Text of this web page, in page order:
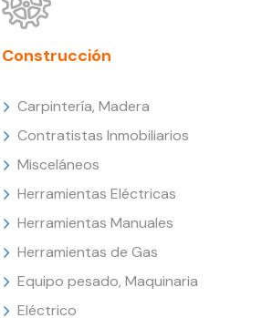
Construcción
Carpintería, Madera
Contratistas Inmobiliarios
Misceláneos
Herramientas Eléctricas
Herramientas Manuales
Herramientas de Gas
Equipo pesado, Maquinaria
Eléctrico